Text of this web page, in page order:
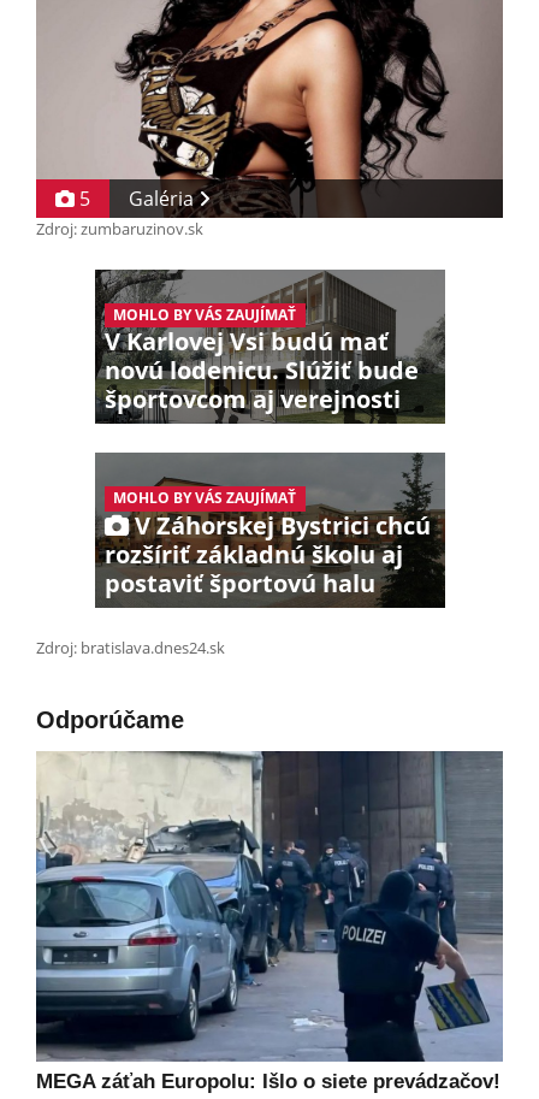
5 Galéria
Zdroj: zumbaruzinov.sk
MOHLO BY VÁS ZAUJÍMAŤ
V Karlovej Vsi budú mať
novú lodenicu. Slúžiť bude
športovcom aj verejnosti
MOHLO BY VÁS ZAUJÍMAŤ
V Záhorskej Bystrici chcú
rozšíriť základnú školu aj
postaviť športovú halu
Zdroj: bratislava.dnes24.sk
Odporúčame
MEGA záťah Europolu: Išlo o siete prevádzačov!